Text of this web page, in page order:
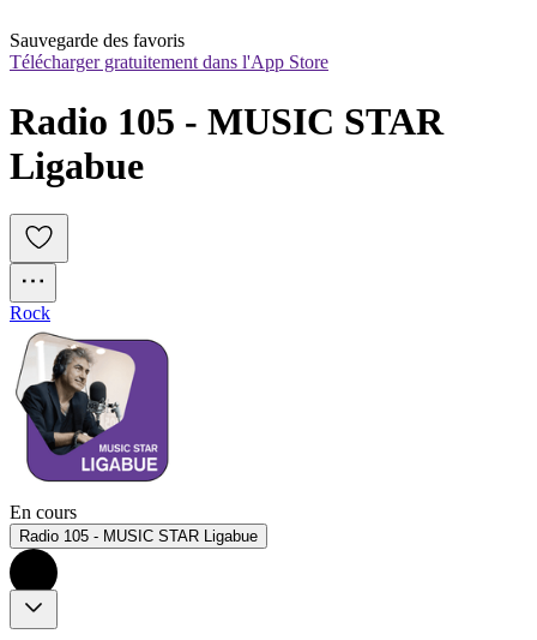
Sauvegarde des favoris
Télécharger gratuitement dans l'App Store
Radio 105 - MUSIC STAR
Ligabue
Rock
En cours
Radio 105 - MUSIC STAR Ligabue